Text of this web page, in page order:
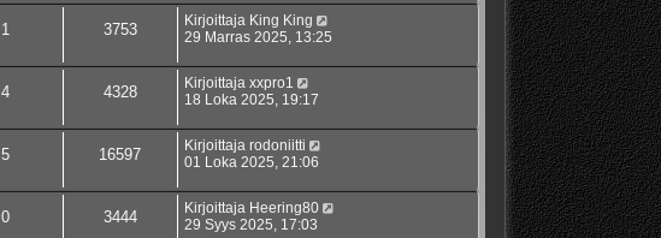
1 3753 Kirjoittaja King King
29 Marras 2025, 13:25
4 4328 Kirjoittaja xxpro1
18 Loka 2025, 19:17
5 16597 Kirjoittaja rodoniitti
01 Loka 2025, 21:06
0 3444 Kirjoittaja Heering80
29 Syys 2025, 17:03